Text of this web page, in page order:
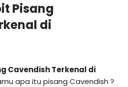
Pisang
di
Cavendish Terkenal di
apa itu pisang Cavendish ?